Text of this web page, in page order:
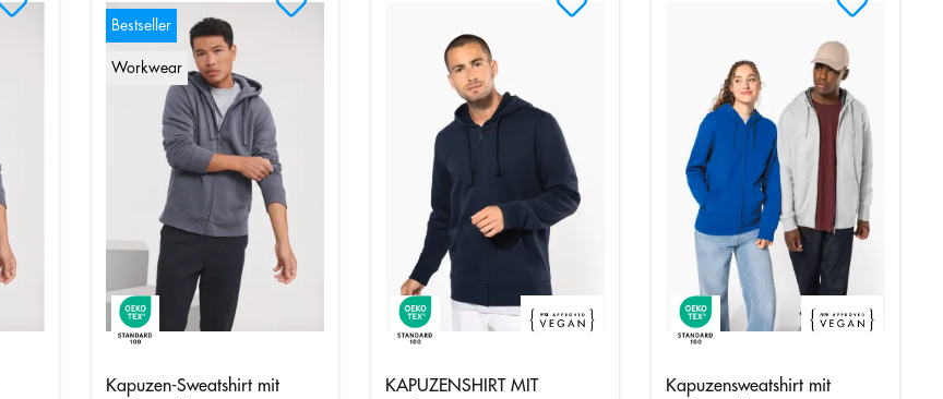
Bestseller
Workwear
Kapuzen-Sweatshirt mit
KAPUZENSHIRT MIT
Kapuzensweatshirt mit